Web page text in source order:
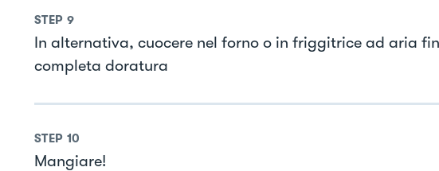
STEP 9
In alternativa, cuocere nel forno o in friggitrice ad aria
completa doratura
STEP 10
Mangiare!